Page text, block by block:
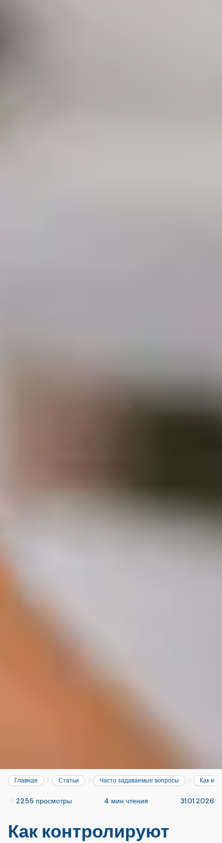
Главная Статьи Часто задаваемые вопросы Как
2255 просмотры 4 мин чтения 31.01.2026
Как контролируют